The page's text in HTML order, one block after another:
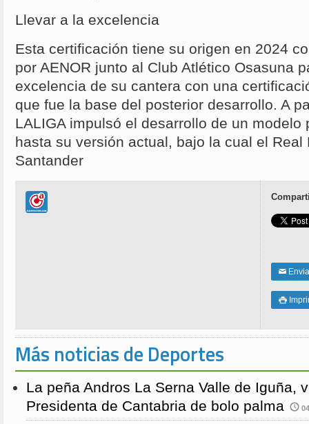
Llevar a la excelencia
Esta certificación tiene su origen en 2024
por AENOR junto al Club Atlético Osasuna
excelencia de su cantera con una
que fue la base del posterior desarrollo. A
LALIGA impulsó el desarrollo de un modelo
hasta su versión actual, bajo la cual el Real
Santander
✉

Más noticias de Deportes
La peña Andros La Serna Valle de Iguña,
Presidenta de Cantabria de bolo palma